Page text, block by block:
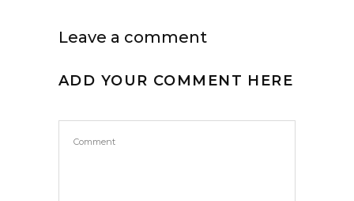
Leave a comment
ADD YOUR COMMENT HERE